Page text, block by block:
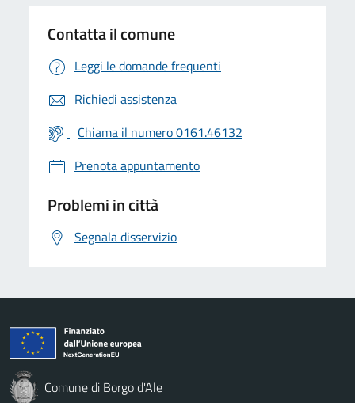
Contatta il comune
Leggi le domande frequenti
Richiedi assistenza
Chiama il numero 0161.46132
Prenota appuntamento
Problemi in città
Segnala disservizio
Comune di Borgo d'Ale